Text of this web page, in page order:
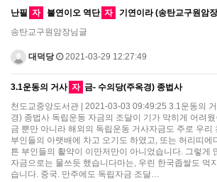
난필 자 불연이오 역단 자
기연이라 (송탄교구원암
송탄교구원암장님글
대덕당 2021-03-29 12:27:49
3.1운동의 거사 자 금- 수의당(주옥경) 종법사
천도교중앙도서관 | 2021-03-03 09:49:25 3.1운동의
경) 종법사 독립운동 자금의 조달이 기가 막히게 어려
금 뿐만 아니라 해외의 독립운동 거사자금도 주로 우리
부인들의 아랫배에 차고 오기도 하였고, 또는 허리띠에
튼 부인들의 활약이 이만저만이 아니었습니다. 그렇게
자금으로는 물쓰듯 했습니다마는, 우린 한국좁쌀도 먹
습니다. 중국. 만주에도 독립자금 조달…